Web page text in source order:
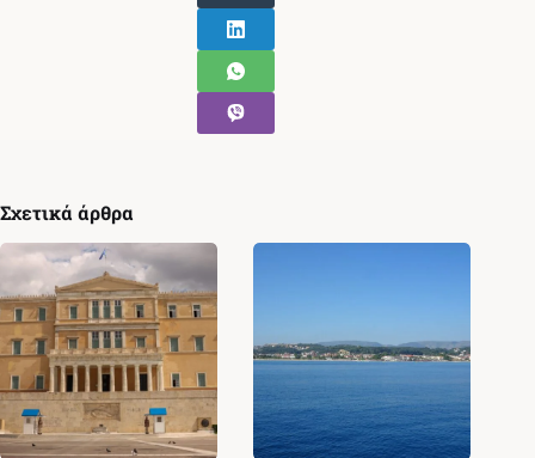
Σχετικά άρθρα